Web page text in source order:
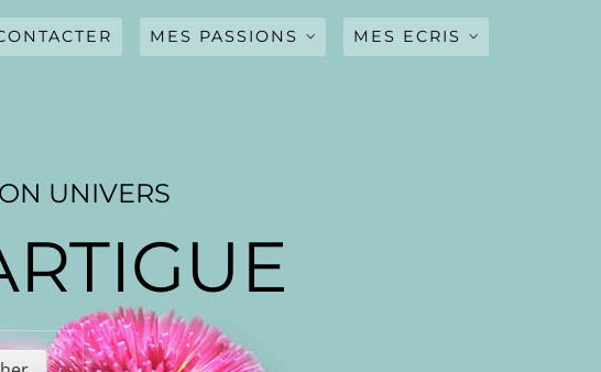
MES PASSIONS MES ECRIS
UNIVERS